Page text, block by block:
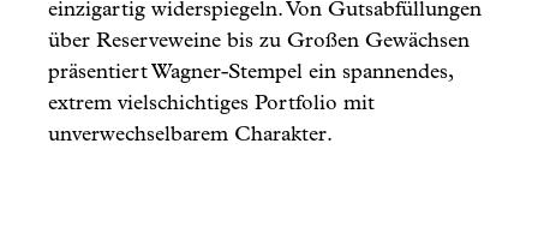
einzigartig widerspiegeln. Von Gutsabfüllungen
über Reserveweine bis zu Großen Gewächsen
präsentiert Wagner-Stempel ein spannendes,
extrem vielschichtiges Portfolio mit
unverwechselbarem Charakter.